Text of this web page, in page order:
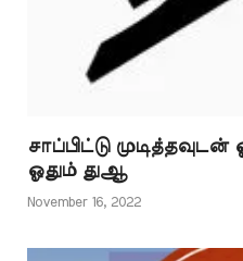
சாப்பிட்டு
ஓதும் துஆ
November 16, 2022